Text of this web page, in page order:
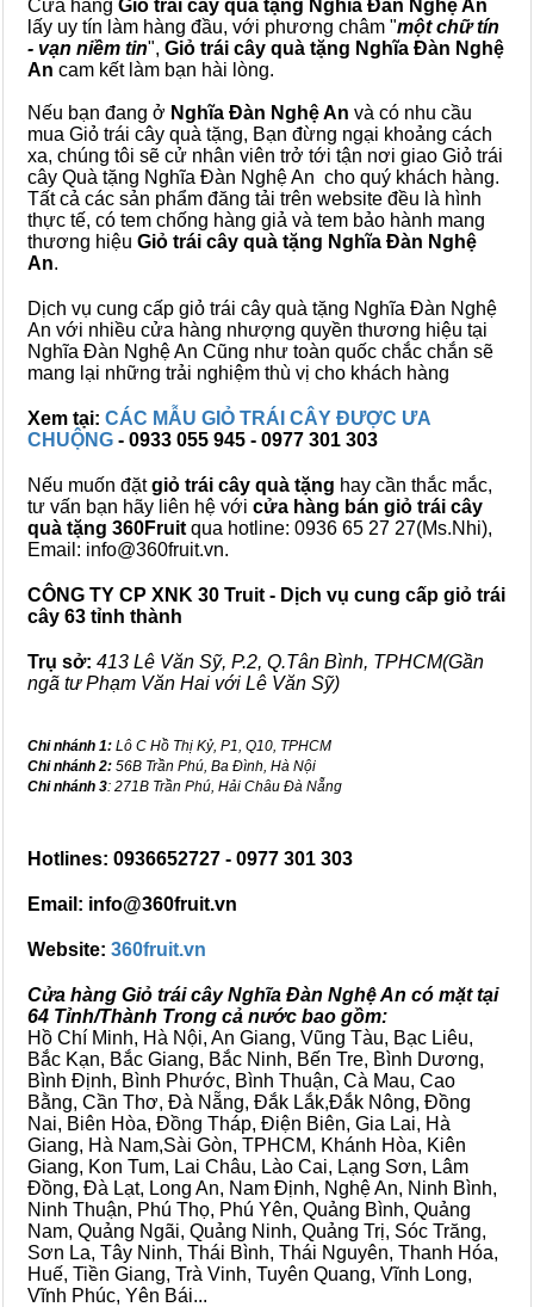
Cửa hàng Giỏ trái cây quà tặng Nghĩa Đàn Nghệ An
lấy uy tín làm hàng đầu, với phương châm "một chữ tín
- vạn niềm tin", Giỏ trái cây quà tặng Nghĩa Đàn Nghệ
An cam kết làm bạn hài lòng.
Nếu bạn đang ở Nghĩa Đàn Nghệ An và có nhu cầu
mua Giỏ trái cây quà tặng, Bạn đừng ngại khoảng cách
xa, chúng tôi sẽ cử nhân viên trở tới tận nơi giao Giỏ trái
cây Quà tặng Nghĩa Đàn Nghệ An cho quý khách hàng.
Tất cả các sản phẩm đăng tải trên website đều là hình
thực tế, có tem chống hàng giả và tem bảo hành mang
thương hiệu Giỏ trái cây quà tặng Nghĩa Đàn Nghệ
An.
Dịch vụ cung cấp giỏ trái cây quà tặng Nghĩa Đàn Nghệ
An với nhiều cửa hàng nhượng quyền thương hiệu tại
Nghĩa Đàn Nghệ An Cũng như toàn quốc chắc chắn sẽ
mang lại những trải nghiệm thù vị cho khách hàng
Xem tại: CÁC MẪU GIỎ TRÁI CÂY ĐƯỢC ƯA
CHUỘNG - 0933 055 945 - 0977 301 303
Nếu muốn đặtgiỏ trái cây quà tặng hay cần thắc mắc,
tư vấn bạn hãy liên hệ với cửa hàng bán giỏ trái cây
quà tặng 360Fruit qua hotline: 0936 65 27 27(Ms.Nhi),
Email: info@360fruit.vn.
CÔNG TY CP XNK 30 Truit - Dịch vụ cung cấp giỏ trái
cây 63 tỉnh thành
Trụ sở: 413 Lê Văn Sỹ, P.2, Q.Tân Bình, TPHCM(Gần
ngã tư Phạm Văn Hai với Lê Văn Sỹ)
Chi nhánh 1: Lô C Hồ Thị Kỷ, P1, Q10, TPHCM
Chi nhánh 2: 56B Trần Phú, Ba Đình, Hà Nội
Chi nhánh 3: 271B Trần Phú, Hải Châu Đà Nẵng
Hotlines: 0936652727 - 0977 301 303
Email: info@360fruit.vn
Website: 360fruit.vn
Cửa hàng Giỏ trái cây Nghĩa Đàn Nghệ An có mặt tại
64 Tỉnh/Thành Trong cả nước bao gồm:
Hồ Chí Minh, Hà Nội, An Giang, Vũng Tàu, Bạc Liêu,
Bắc Kạn, Bắc Giang, Bắc Ninh, Bến Tre, Bình Dương,
Bình Định, Bình Phước, Bình Thuận, Cà Mau, Cao
Bằng, Cần Thơ, Đà Nẵng, Đắk Lắk,Đắk Nông, Đồng
Nai, Biên Hòa, Đồng Tháp, Điện Biên, Gia Lai, Hà
Giang, Hà Nam,Sài Gòn, TPHCM, Khánh Hòa, Kiên
Giang, Kon Tum, Lai Châu, Lào Cai, Lạng Sơn, Lâm
Đồng, Đà Lạt, Long An, Nam Định, Nghệ An, Ninh Bình,
Ninh Thuận, Phú Thọ, Phú Yên, Quảng Bình, Quảng
Nam, Quảng Ngãi, Quảng Ninh, Quảng Trị, Sóc Trăng,
Sơn La, Tây Ninh, Thái Bình, Thái Nguyên, Thanh Hóa,
Huế, Tiền Giang, Trà Vinh, Tuyên Quang, Vĩnh Long,
Vĩnh Phúc, Yên Bái...